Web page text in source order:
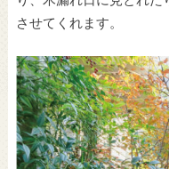
させてくれます。